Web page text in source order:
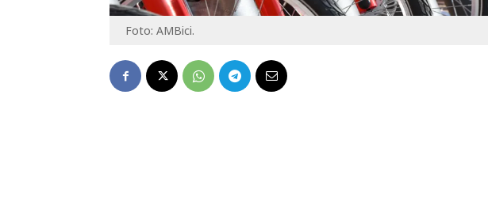
Foto: AMBici.